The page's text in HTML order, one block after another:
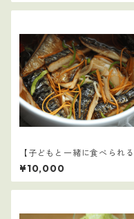
【子どもと一緒に食べられる
ごはん】16～30セット：全75
レシピ
¥10,000